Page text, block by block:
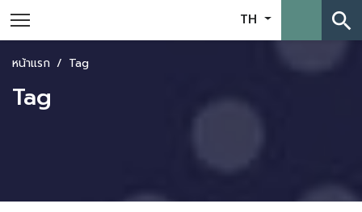
TH search
หน้าแรก Tag
Tag